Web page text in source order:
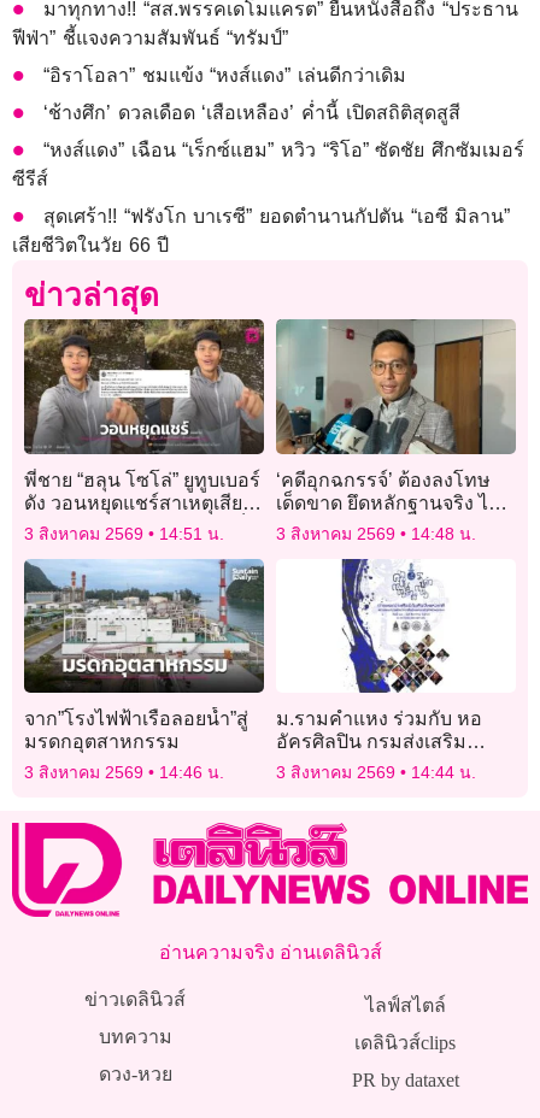
มาทุกทาง!! “สส.พรรคเดโมแครต” ยื่นหนังสือถึง “ประธาน
ฟีฟ่า” ชี้แจงความสัมพันธ์ “ทรัมป์”
“อิราโอลา” ชมแข้ง “หงส์แดง” เล่นดีกว่าเดิม
‘ช้างศึก’ ดวลเดือด ‘เสือเหลือง’ ค่ำนี้ เปิดสถิติสุดสูสี
“หงส์แดง” เฉือน “เร็กซ์แฮม” หวิว “ริโอ” ซัดชัย ศึกซัมเมอร์
ซีรีส์
สุดเศร้า!! “ฟรังโก บาเรซี” ยอดตำนานกัปตัน “เอซี มิลาน”
เสียชีวิตในวัย 66 ปี
ข่าวล่าสุด
พี่ชาย “ฮลุน โซโล่” ยูทูบเบอร์
ดัง วอนหยุดแชร์สาเหตุเสีย
ชีวิต! แจงยังรอผลชันสูตรเป็น
3 สิงหาคม 2569 14:51 น.
‘คดีอุกฉกรรจ์’ ต้องลงโทษ
เด็ดขาด ยึดหลักฐานจริง ไม่
ทำตาม ‘ความสะใจสังคม’
3 สิงหาคม 2569 14:48 น.
จาก”โรงไฟฟ้าเรือลอยน้ำ”สู่
มรดกอุตสาหกรรม
3 สิงหาคม 2569 14:46 น.
ม.รามคำแหง ร่วมกับ หอ
อัครศิลปิน กรมส่งเสริม
วัฒนธรรม สืบสานงานศิลป์
3 สิงหาคม 2569 14:44 น.
อ่านความจริง อ่านเดลินิวส์
ข่าวเดลินิวส์
บทความ
ดวง-หวย
ไลฟ์สไตล์
เดลินิวส์clips
PR by dataxet